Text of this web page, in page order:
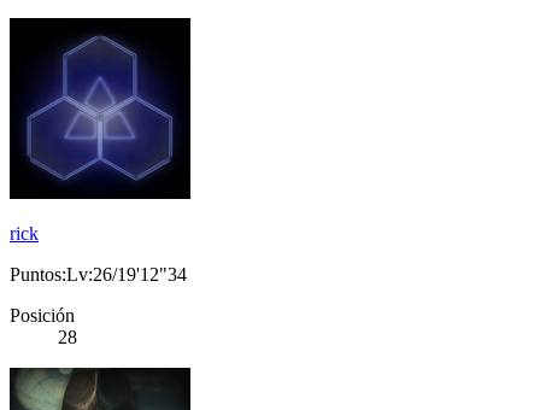
rick
Puntos:Lv:26/19'12"34
Posición
28